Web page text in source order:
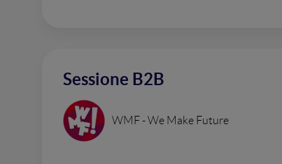
Sessione B2B
WMF - We Make Future